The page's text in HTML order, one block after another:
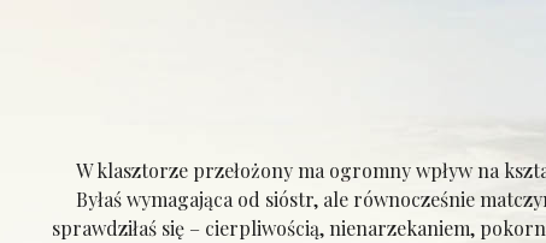
W klasztorze przełożony ma ogromny wpływ na
Byłaś wymagająca od sióstr, ale równocześnie
sprawdziłaś się – cierpliwością, nienarzekaniem,